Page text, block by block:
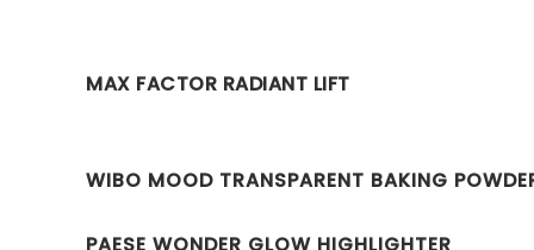
MAX FACTOR RADIANT LIFT
WIBO MOOD TRANSPARENT BAKING